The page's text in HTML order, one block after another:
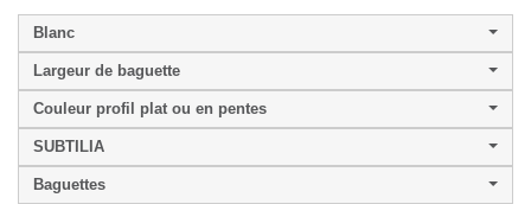
Blanc
Largeur de baguette
Couleur profil plat ou en pentes
SUBTILIA
Baguettes